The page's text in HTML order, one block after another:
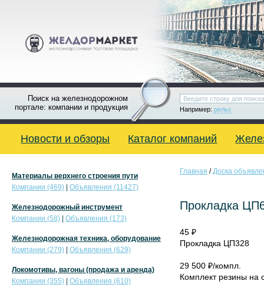
Поиск на железнодорожном
портале: компании и продукция
Например: рельс
Новости и обзоры Каталог компаний
Главная /Доска
Прокладка
45 ₽
Прокладка ЦП328
29 500 ₽/компл.
Комплект резины на
Материалы верхнего строения пути
Компании (469)
Объявления (11427)
Железнодорожный инструмент
Компании (58)
Объявления (173)
Железнодорожная техника, оборудование
Компании (279)
Объявления (629)
Локомотивы, вагоны (продажа и аренда)
Компании (355)
Объявления (610)